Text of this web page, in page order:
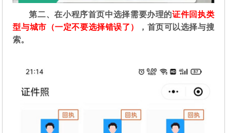
第二、在小程序首页中选择需要办理的证件回执类
型与城市（一定不要选择错误了）
，首页可以选择与搜
索。